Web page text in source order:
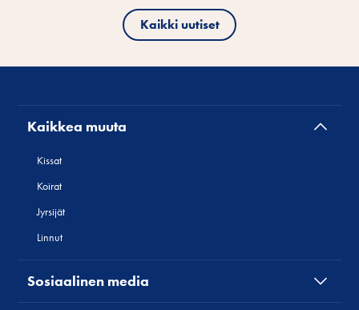
Kaikki uutiset
Kaikkea muuta
Kissat
Koirat
Jyrsijät
Linnut
Sosiaalinen media